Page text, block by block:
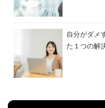
自分がダメ
た１つの解